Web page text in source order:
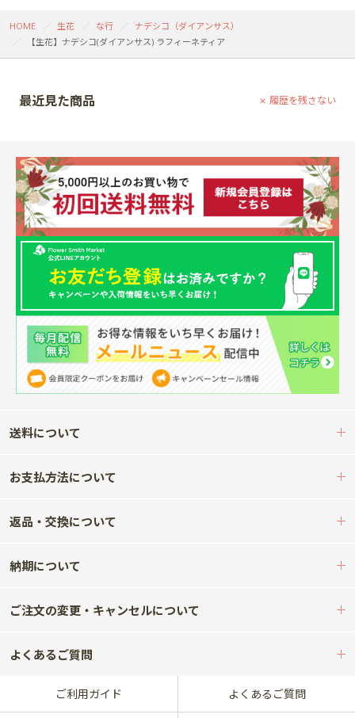
HOME 生花 な行
ナデシコ（ダイアンサス）
【生花】ナデシコ(ダイアンサス) ラフィーネティア
最近見た商品 履歴を残さない
送料について
お支払方法について
返品・交換について
納期について
ご注文の変更・キャンセルについて
よくあるご質問
ご利用ガイド よくあるご質問